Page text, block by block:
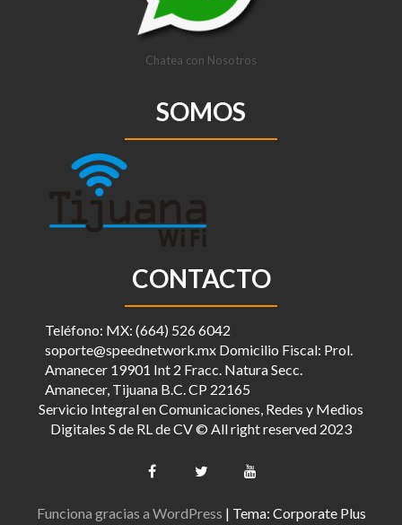
Chatea con Nosotros
SOMOS
CONTACTO
Teléfono: MX: (664) 526 6042
soporte@speednetwork.mx Domicilio Fiscal: Prol.
Amanecer 19901 Int 2 Fracc. Natura Secc.
Amanecer, Tijuana B.C. CP 22165
Servicio Integral en Comunicaciones, Redes y Medios
Digitales S de RL de CV © All right reserved 2023
Funciona gracias a WordPress | Tema: Corporate Plus